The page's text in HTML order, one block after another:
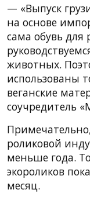
— «Выпуск
на основе
сама обувь
животных.
использованы
веганские
соучредитель
роликовой
меньше года.
экороликов
месяц.